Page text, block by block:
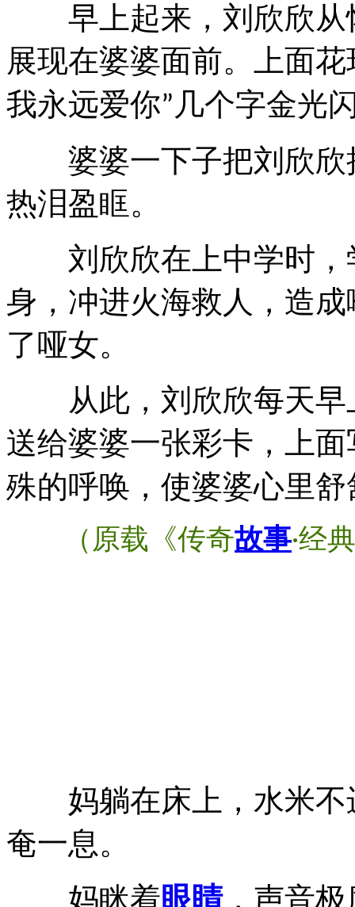
早上起来，刘欣欣从
展现在婆婆面前。上面
我永远爱你” 几个字金光
婆婆一下子把刘欣欣
热泪盈眶。
刘欣欣在上中学时，
身，冲进火海救人，造
了哑女。
从此，刘欣欣每天早
送给婆婆一张彩卡，上面
殊的呼唤，使婆婆心里
（原载《传奇故事·经
妈躺在床上，水米不
奄一息。
妈眯着眼睛，声音